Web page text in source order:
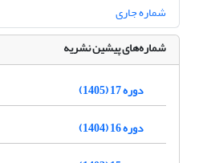
شماره جاری
شماره‌های پیشین نشریه
دوره 17 (1405)
دوره 16 (1404)